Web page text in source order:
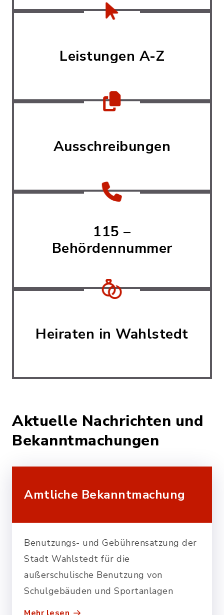
Leistungen A-Z
Ausschreibungen
115 –
Behördennummer
Heiraten in Wahlstedt
Aktuelle Nachrichten und
Bekanntmachungen
Amtliche Bekanntmachung
Benutzungs- und Gebührensatzung der
Stadt Wahlstedt für die
außerschulische Benutzung von
Schulgebäuden und Sportanlagen